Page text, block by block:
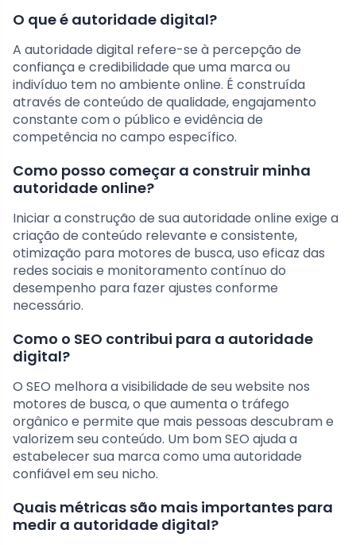
O que é autoridade digital?
A autoridade digital refere-se à percepção de
confiança e credibilidade que uma marca ou
indivíduo tem no ambiente online. É construída
através de conteúdo de qualidade, engajamento
constante com o público e evidência de
competência no campo específico.
Como posso começar a construir minha
autoridade online?
Iniciar a construção de sua autoridade online exige a
criação de conteúdo relevante e consistente,
otimização para motores de busca, uso eficaz das
redes sociais e monitoramento contínuo do
desempenho para fazer ajustes conforme
necessário.
Como o SEO contribui para a autoridade
digital?
O SEO melhora a visibilidade de seu website nos
motores de busca, o que aumenta o tráfego
orgânico e permite que mais pessoas descubram e
valorizem seu conteúdo. Um bom SEO ajuda a
estabelecer sua marca como uma autoridade
confiável em seu nicho.
Quais métricas são mais importantes para
medir a autoridade digital?